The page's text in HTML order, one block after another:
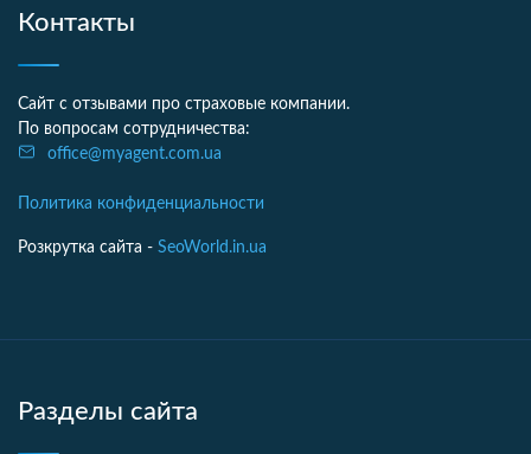
Контакты
Сайт с отзывами про страховые компании.
По вопросам сотрудничества:
office@myagent.com.ua
Политика конфиденциальности
Розкрутка сайта - SeoWorld.in.ua
Разделы сайта